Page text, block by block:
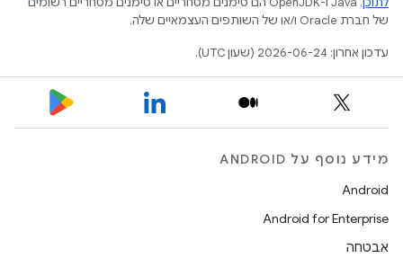
של חברת Oracle ו/או של השותפים העצמאיים שלה.
עדכון אחרון: 2026-06-24 (שעון UTC).
מידע נוסף על ANDROID
Android
Android for Enterprise
אבטחה